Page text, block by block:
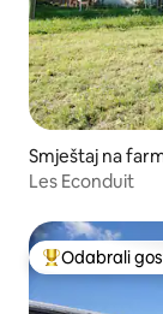
Smještaj na
Les Econduit
Među najviše
Odabrali